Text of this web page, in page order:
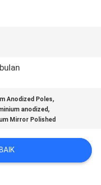
Anodized Poles,
anodized ,
Mirror Polished